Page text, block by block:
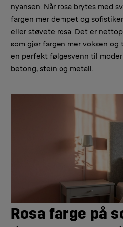
nyansen. Når rosa brytes med
fargen mer dempet og
eller støvete rosa. Det er
som gjør fargen mer voksen og
en perfekt følgesvenn til
betong, stein og metall.
Rosa farge på